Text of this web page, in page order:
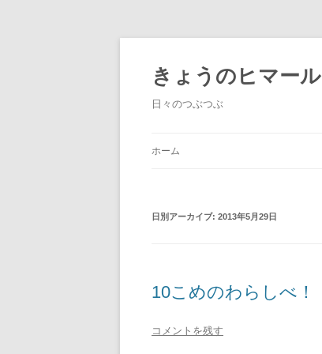
きょうのヒマール
日々のつぶつぶ
ホーム
日別アーカイブ: 2013年5月29日
10こめのわらしべ！
コメントを残す